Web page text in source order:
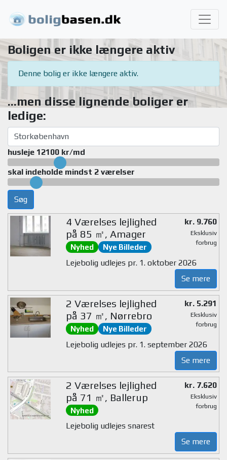
Boligen er ikke længere aktiv
Denne bolig er ikke længere aktiv.
...men disse lignende boliger er
ledige:
husleje 12100 kr/md
skal indeholde mindst 2 værelser
Søg
4 Værelses lejlighed
på 85 ㎡, Amager
Nyhed Nye Billeder
kr. 9.760
Eksklusiv
forbrug
Lejebolig udlejes pr. 1. oktober 2026
Se mere
2 Værelses lejlighed
på 37 ㎡, Nørrebro
Nyhed Nye Billeder
kr. 5.291
Eksklusiv
forbrug
Lejebolig udlejes pr. 1. september 2026
Se mere
2 Værelses lejlighed
på 71 ㎡, Ballerup
Nyhed
kr. 7.620
Eksklusiv
forbrug
Lejebolig udlejes snarest
Se mere